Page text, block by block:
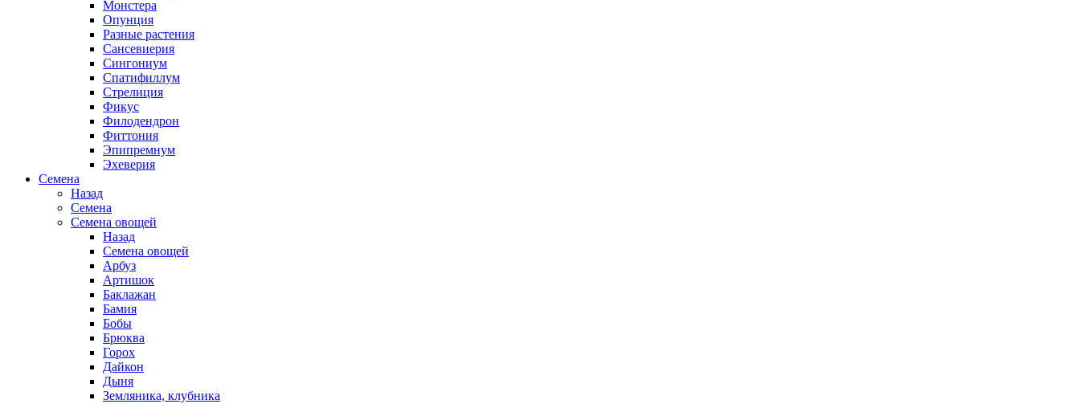
Монстера
Опунция
Разные растения
Сансевиерия
Сингониум
Спатифиллум
Стрелиция
Фикус
Филодендрон
Фиттония
Эпипремнум
Эхеверия
Семена
Назад
Семена
Семена овощей
Назад
Семена овощей
Арбуз
Артишок
Баклажан
Бамия
Бобы
Брюква
Горох
Дайкон
Дыня
Земляника, клубника